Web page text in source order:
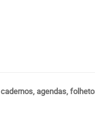
cadernos, agendas,